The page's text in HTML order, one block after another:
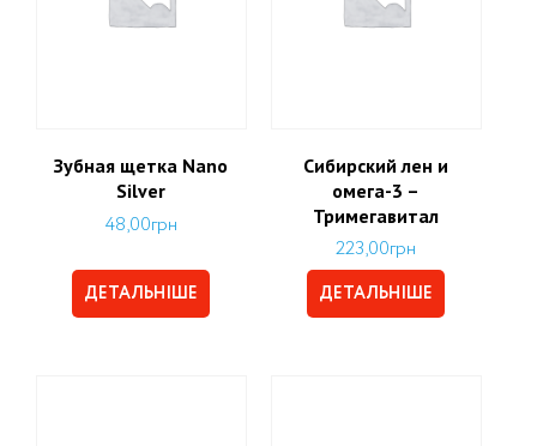
Зубная щетка Nano
Silver
48,00грн
ДЕТАЛЬНІШЕ
Сибирский лен и
омега-3 –
Тримегавитал
223,00грн
ДЕТАЛЬНІШЕ